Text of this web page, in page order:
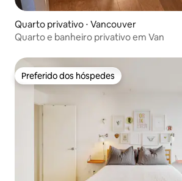
Quarto privativo ⋅ Vancouver
Quarto e banheiro privativo em Van
Preferido dos hóspedes
Preferido dos hóspedes